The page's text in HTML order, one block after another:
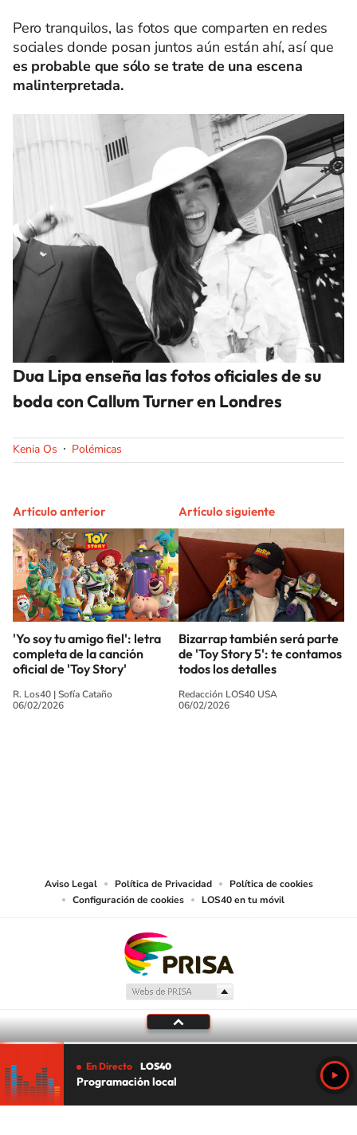
Pero tranquilos, las fotos que comparten en redes
sociales donde posan juntos aún están ahí, así que
es probable que sólo se trate de una escena
malinterpretada.
Dua Lipa enseña las fotos oficiales de su
boda con Callum Turner en Londres
Kenia Os Polémicas
Artículo anterior
'Yo soy tu amigo fiel': letra
completa de la canción
oficial de 'Toy Story'
R. Los40 |Sofía Cataño
06/02/2026
Artículo siguiente
Bizarrap también será parte
de 'Toy Story 5': te contamos
todos los detalles
Redacción LOS40 USA
06/02/2026
Aviso Legal Política de Privacidad
Política de cookies
Configuración de cookies
LOS40 en tu móvil
En Directo LOS40
Programación local